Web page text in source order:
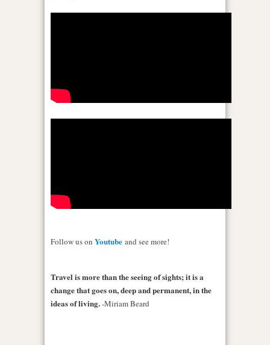
Follow us on Youtube and see more!
Travel is more than the seeing of sights; it is a
change that goes on, deep and permanent, in the
ideas of living.-Miriam Beard